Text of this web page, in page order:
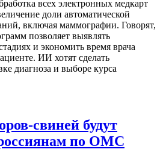
всех электронных медкарт
доли автоматической
включая маммографии. Говорят,
позволяет выявлять
и экономить время врача
ИИ хотят сделать
диагноза и выборе курса
свиней будут
по ОМС